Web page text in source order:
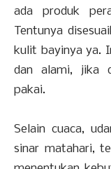
ada produk
Tentunya
kulit bayinya ya.
dan alami, jika
pakai.
Selain cuaca,
sinar matahari,